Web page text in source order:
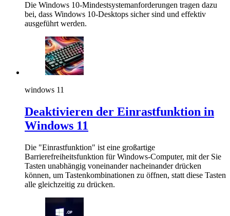
Die Windows 10-Mindestsystemanforderungen tragen dazu
bei, dass Windows 10-Desktops sicher sind und effektiv
ausgeführt werden.
windows 11
Deaktivieren der Einrastfunktion in
Windows 11
Die "Einrastfunktion" ist eine großartige
Barrierefreiheitsfunktion für Windows-Computer, mit der Sie
Tasten unabhängig voneinander nacheinander drücken
können, um Tastenkombinationen zu öffnen, statt diese Tasten
alle gleichzeitig zu drücken.